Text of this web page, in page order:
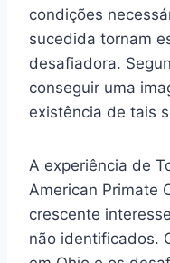
condições
sucedida tornam
desafiadora.
conseguir uma
existência de tais
A experiência de
American Primate
crescente
não identificados.